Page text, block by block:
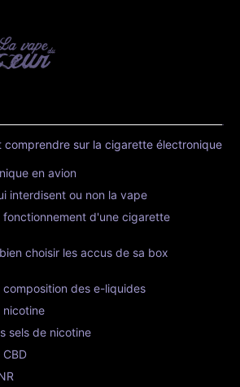
comprendre sur la cigarette électronique
en avion
interdisent ou non la vape
fonctionnement d'une cigarette
choisir les accus de sa box
composition des e-liquides
nicotine
sels de nicotine